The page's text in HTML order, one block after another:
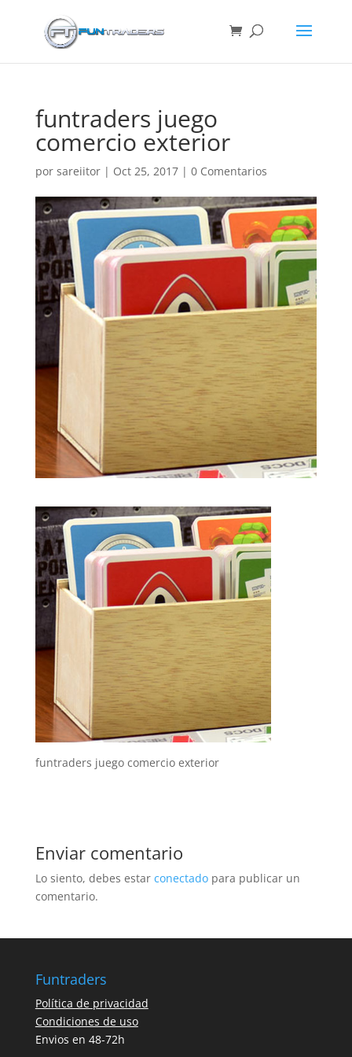
funtraders juego
comercio exterior
por sareiitor| Oct 25, 2017| 0 Comentarios
funtraders juego comercio exterior
Enviar comentario
Lo siento, debes estar conectadopara publicar un
comentario.
Funtraders
Política de privacidad
Condiciones de uso
Envios en 48-72h